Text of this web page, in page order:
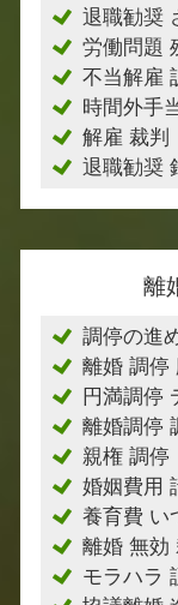
退職勧奨
労働問題
不当解雇
時間外手
解雇 裁判
退職勧奨
離
調停の進
離婚 調停
円満調停
離婚調停
親権 調停
婚姻費用
養育費 い
離婚 無効
モラハラ